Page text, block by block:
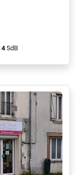
4 SdB